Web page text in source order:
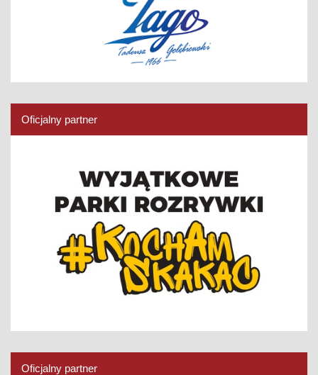
Oficjalny partner
Oficjalny partner